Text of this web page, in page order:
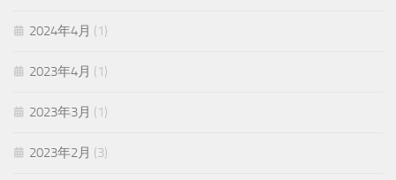
2024年4月 (1)
2023年4月 (1)
2023年3月 (1)
2023年2月 (3)